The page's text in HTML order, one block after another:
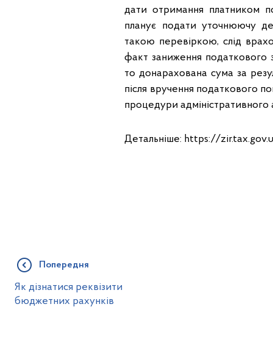
дати отримання платником
планує подати уточнюючу
такою перевіркою, слід
факт заниження податкового
то донарахована сума за
після вручення податкового
процедури
Детальніше: https://
Попередня
Як дізнатися реквізити
бюджетних рахунків